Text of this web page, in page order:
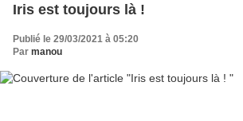
Iris est toujours là !
Publié le 29/03/2021 à 05:20
Par manou